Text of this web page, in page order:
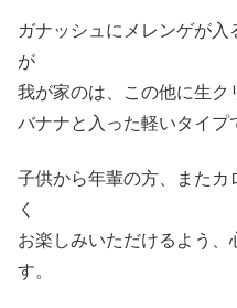
ガナッシュにメレンゲが
が
我が家のは、この他に生ク
バナナと入った軽いタイプ
子供から年輩の方、また
く
お楽しみいただけるよう
す。